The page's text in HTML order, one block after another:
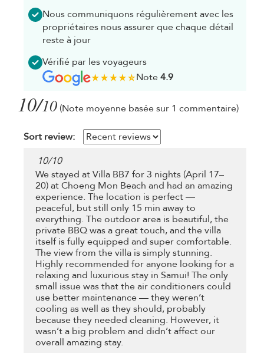
Nous communiquons régulièrement avec les
propriétaires nous assurer que chaque détail
reste à jour
Vérifié par les voyageurs
Note4.9
10/10 (Note moyenne basée sur 1 commentaire)
Sort review:
10/10
We stayed at Villa BB7 for 3 nights (April 17–
20) at Choeng Mon Beach and had an amazing
experience. The location is perfect —
peaceful, but still only 15 min away to
everything. The outdoor area is beautiful, the
private BBQ was a great touch, and the villa
itself is fully equipped and super comfortable.
The view from the villa is simply stunning.
Highly recommended for anyone looking for a
relaxing and luxurious stay in Samui! The only
small issue was that the air conditioners could
use better maintenance — they weren’t
cooling as well as they should, probably
because they needed cleaning. However, it
wasn’t a big problem and didn’t affect our
overall amazing stay.